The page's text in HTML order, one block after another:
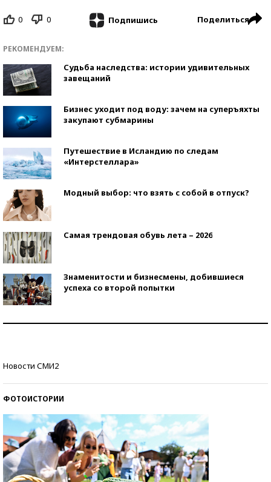
0 0 Подпишись Поделиться
РЕКОМЕНДУЕМ:
Судьба наследства: истории удивительных
завещаний
Бизнес уходит под воду: зачем на суперъяхты
закупают субмарины
Путешествие в Исландию по следам
«Интерстеллара»
Модный выбор: что взять с собой в отпуск?
Самая трендовая обувь лета – 2026
Знаменитости и бизнесмены, добившиеся
успеха со второй попытки
Новости СМИ2
ФОТОИСТОРИИ